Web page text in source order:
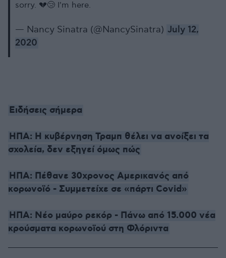
sorry. 💔😢 I'm here.
— Nancy Sinatra (@NancySinatra) July 12,
2020
Eιδήσεις σήμερα
ΗΠΑ: Η κυβέρνηση Τραμπ θέλει να ανοίξει τα
σχολεία, δεν εξηγεί όμως πώς
ΗΠΑ: Πέθανε 30χρονος Αμερικανός από
κορωνοϊό - Συμμετείχε σε «πάρτι Covid»
ΗΠΑ: Νέο μαύρο ρεκόρ - Πάνω από 15.000 νέα
κρούσματα κορωνοϊού στη Φλόριντα